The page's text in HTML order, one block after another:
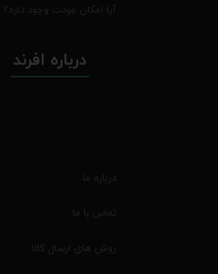
آیا امکان عودت وجود داره؟
درباره افرند
درباره ما
تماس با ما
روش های ارسال کالا